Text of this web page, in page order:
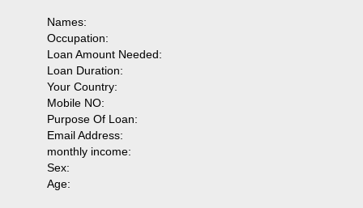
Names:
Occupation:
Loan Amount Needed:
Loan Duration:
Your Country:
Mobile NO:
Purpose Of Loan:
Email Address:
monthly income:
Sex:
Age: